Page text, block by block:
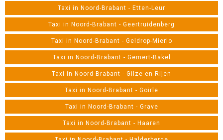
Taxi in Noord-Brabant - Etten-Leur
Taxi in Noord-Brabant - Geertruidenberg
Taxi in Noord-Brabant - Geldrop-Mierlo
Taxi in Noord-Brabant - Gemert-Bakel
Taxi in Noord-Brabant - Gilze en Rijen
Taxi in Noord-Brabant - Goirle
Taxi in Noord-Brabant - Grave
Taxi in Noord-Brabant - Haaren